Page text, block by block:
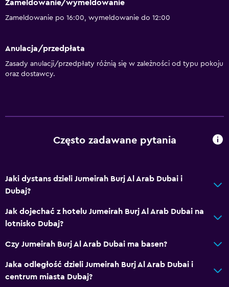
Zameldowanie/wymeldowanie
Zameldowanie po 16:00, wymeldowanie do 12:00
Anulacja/przedpłata
Zasady anulacji/przedpłaty różnią się w zależności od typu pokoju
oraz dostawcy.
Często zadawane pytania
Jaki dystans dzieli Jumeirah Burj Al Arab Dubai i
Dubaj?
Jak dojechać z hotelu Jumeirah Burj Al Arab Dubai na
lotnisko Dubaj?
Czy Jumeirah Burj Al Arab Dubai ma basen?
Jaka odległość dzieli Jumeirah Burj Al Arab Dubai i
centrum miasta Dubaj?